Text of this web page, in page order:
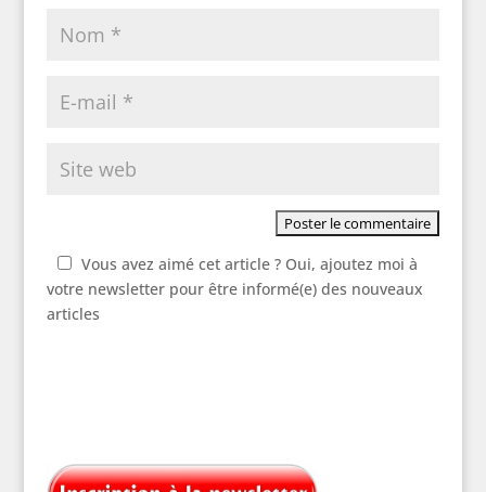
Vous avez aimé cet article ? Oui, ajoutez moi à
votre newsletter pour être informé(e) des nouveaux
articles